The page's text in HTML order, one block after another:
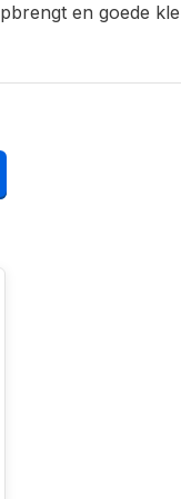
en goede